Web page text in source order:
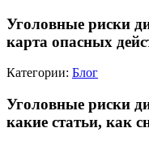
Уголовные риски
карта опасных
Категории: Блог
Уголовные риски
какие статьи, как